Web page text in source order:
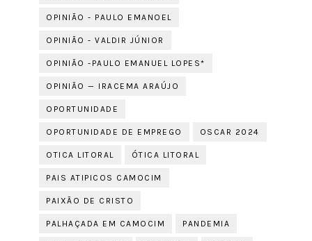
OPINIÃO - PAULO EMANOEL
OPINIÃO - VALDIR JÚNIOR
OPINIÃO -PAULO EMANUEL LOPES*
OPINIÃO — IRACEMA ARAÚJO
OPORTUNIDADE
OPORTUNIDADE DE EMPREGO OSCAR 2024
OTICA LITORAL ÓTICA LITORAL
PAIS ATIPICOS CAMOCIM
PAIXÃO DE CRISTO
PALHAÇADA EM CAMOCIM PANDEMIA